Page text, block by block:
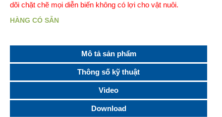
dõi chặt chẽ mọi diễn biến không có lợi cho vật nuôi.
HÀNG CÓ SẴN
Mô tả sản phẩm
Thông số kỹ thuật
Video
Download